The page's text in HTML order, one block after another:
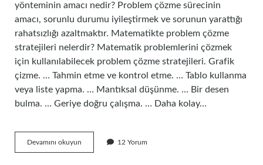
yönteminin amacı nedir? Problem çözme sürecinin
amacı, sorunlu durumu iyileştirmek ve sorunun yarattığı
rahatsızlığı azaltmaktır. Matematikte problem çözme
stratejileri nelerdir? Matematik problemlerini çözmek
için kullanılabilecek problem çözme stratejileri. Grafik
çizme. … Tahmin etme ve kontrol etme. … Tablo kullanma
veya liste yapma. … Mantıksal düşünme. … Bir desen
bulma. … Geriye doğru çalışma. … Daha kolay…
Devamını okuyun Matematikte
Problem
12 Yorum